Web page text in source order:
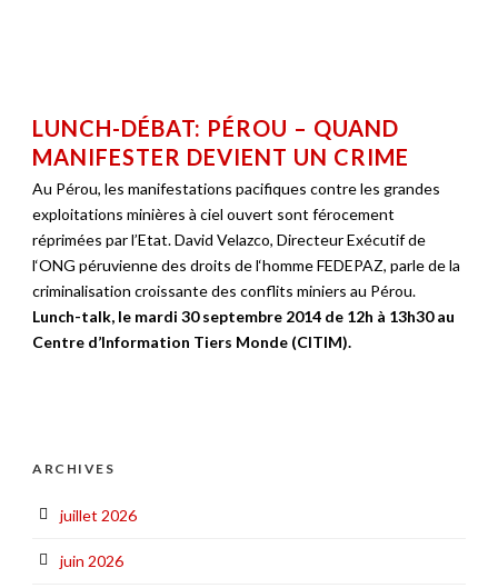
LUNCH-DÉBAT: PÉROU – QUAND
MANIFESTER DEVIENT UN CRIME
Au Pérou, les manifestations pacifiques contre les grandes
exploitations minières à ciel ouvert sont férocement
réprimées par l’Etat. David Velazco, Directeur Exécutif de
l‘ONG péruvienne des droits de l‘homme FEDEPAZ, parle de la
criminalisation croissante des conflits miniers au Pérou.
Lunch-talk, le mardi 30 septembre 2014 de 12h à 13h30 au
Centre d’Information Tiers Monde (CITIM).
ARCHIVES
juillet 2026
juin 2026